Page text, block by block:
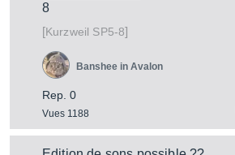
8
[Kurzweil SP5-8]
Rep. 0
Vues 1188
Banshee in Avalon